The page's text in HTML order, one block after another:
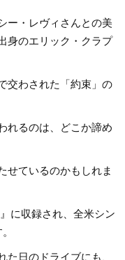
ー・レヴィさんとの美
身のエリック・クラプ
交わされた「約束」の
れるのは、どこか諦め
せているのかもしれま
に収録され、全米シン
日のドライブにも、